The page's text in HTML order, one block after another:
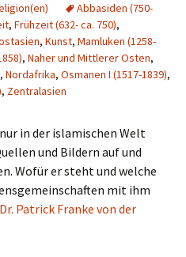
Abbasiden (750-
, Frühzeit (632- ca. 750),
, Kunst, Mamluken (1258-
, Naher und Mittlerer Osten,
, Nordafrika, Osmanen I (1517-1839),
, Zentralasien
in der islamischen Welt
und Bildern auf und
Wofür er steht und welche
mit ihm
Patrick Franke von der